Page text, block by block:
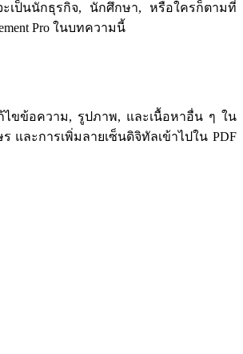
เป็นนักธุรกิจ, นักศึกษา, หรือใครก็ตามที่
Pro ในบทความนี้
ไขข้อความ, รูปภาพ, และเนื้อหาอื่น ๆ ใน
และการเพิ่มลายเซ็นดิจิทัลเข้าไปใน PDF